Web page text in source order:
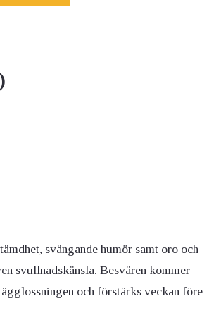
svängande humör samt oro och
svullnadskänsla. Besvären kommer
och förstärks veckan före